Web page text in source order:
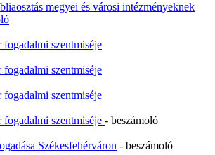
megyei és városi intézményeknek
fogadalmi szentmiséje
fogadalmi szentmiséje
fogadalmi szentmiséje
fogadalmi szentmiséje - beszámoló
Székesfehérváron - beszámoló